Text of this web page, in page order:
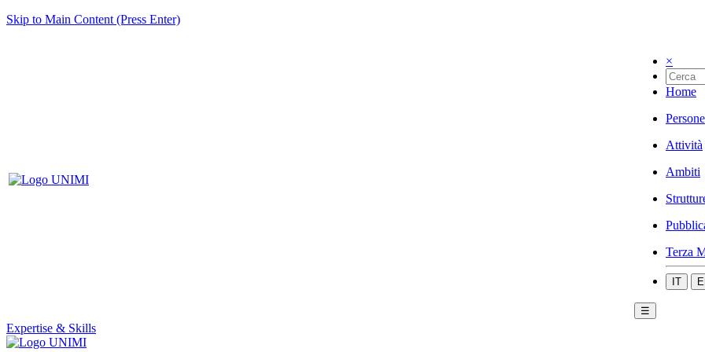
Skip to Main Content (Press Enter)
×
Home
Persone
Attività
Ambiti
Terza
IT
☰
Expertise & Skills